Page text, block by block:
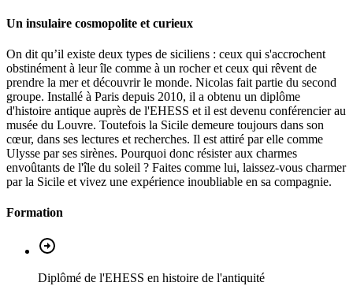
Un insulaire cosmopolite et curieux
On dit qu’il existe deux types de siciliens : ceux qui s'accrochent
obstinément à leur île comme à un rocher et ceux qui rêvent de
prendre la mer et découvrir le monde. Nicolas fait partie du second
groupe. Installé à Paris depuis 2010, il a obtenu un diplôme
d'histoire antique auprès de l'EHESS et il est devenu conférencier au
musée du Louvre. Toutefois la Sicile demeure toujours dans son
cœur, dans ses lectures et recherches. Il est attiré par elle comme
Ulysse par ses sirènes. Pourquoi donc résister aux charmes
envoûtants de l'île du soleil ? Faites comme lui, laissez-vous charmer
par la Sicile et vivez une expérience inoubliable en sa compagnie.
Formation
Diplômé de l'EHESS en histoire de l'antiquité